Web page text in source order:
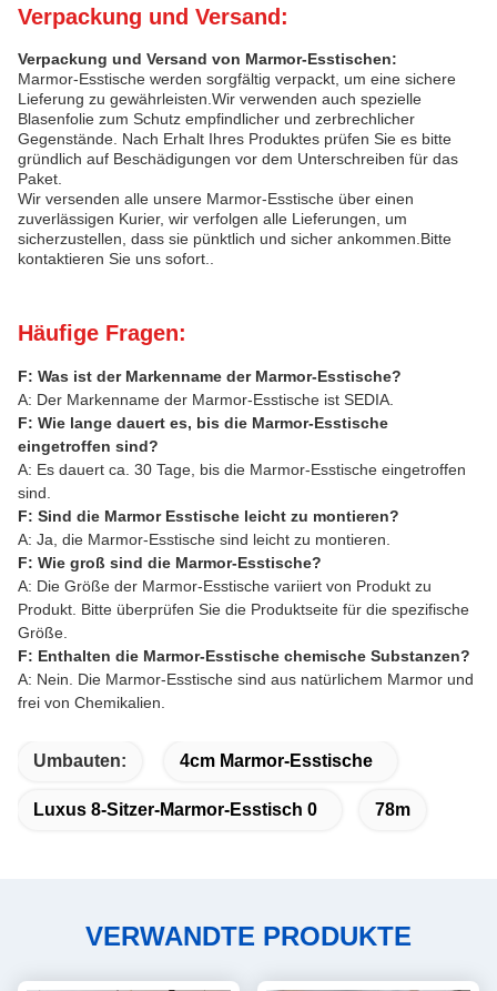
Verpackung und Versand:
Verpackung und Versand von Marmor-Esstischen:
Marmor-Esstische werden sorgfältig verpackt, um eine sichere
Lieferung zu gewährleisten.Wir verwenden auch spezielle
Blasenfolie zum Schutz empfindlicher und zerbrechlicher
Gegenstände. Nach Erhalt Ihres Produktes prüfen Sie es bitte
gründlich auf Beschädigungen vor dem Unterschreiben für das
Paket.
Wir versenden alle unsere Marmor-Esstische über einen
zuverlässigen Kurier, wir verfolgen alle Lieferungen, um
sicherzustellen, dass sie pünktlich und sicher ankommen.Bitte
kontaktieren Sie uns sofort..
Häufige Fragen:
F: Was ist der Markenname der Marmor-Esstische?
A: Der Markenname der Marmor-Esstische ist SEDIA.
F: Wie lange dauert es, bis die Marmor-Esstische
eingetroffen sind?
A: Es dauert ca. 30 Tage, bis die Marmor-Esstische eingetroffen
sind.
F: Sind die Marmor Esstische leicht zu montieren?
A: Ja, die Marmor-Esstische sind leicht zu montieren.
F: Wie groß sind die Marmor-Esstische?
A: Die Größe der Marmor-Esstische variiert von Produkt zu
Produkt. Bitte überprüfen Sie die Produktseite für die spezifische
Größe.
F: Enthalten die Marmor-Esstische chemische Substanzen?
A: Nein. Die Marmor-Esstische sind aus natürlichem Marmor und
frei von Chemikalien.
Umbauten: 4cm Marmor-Esstische
Luxus 8-Sitzer-Marmor-Esstisch 0 78m
VERWANDTE PRODUKTE